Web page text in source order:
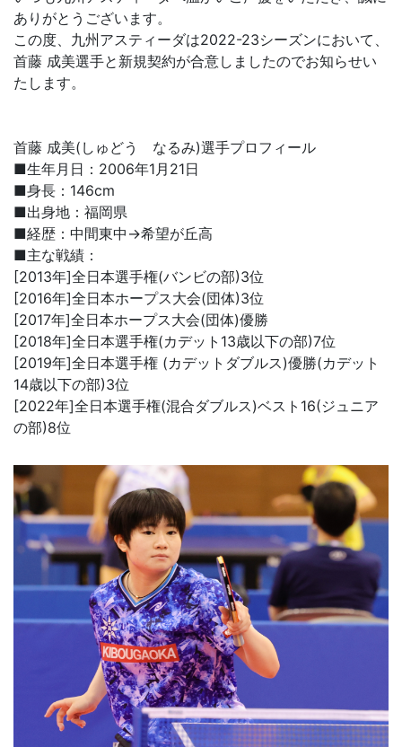
ありがとうございます。
この度、九州アスティーダは2022-23シーズンにおいて、
首藤 成美選手と新規契約が合意しましたのでお知らせい
たします。
首藤 成美(しゅどう なるみ)選手プロフィール
■生年月日：2006年1月21日
■身長：146cm
■出身地：福岡県
■経歴：中間東中→希望が丘高
■主な戦績：
[2013年]全日本選手権(バンビの部)3位
[2016年]全日本ホープス大会(団体)3位
[2017年]全日本ホープス大会(団体)優勝
[2018年]全日本選手権(カデット13歳以下の部)7位
[2019年]全日本選手権 (カデットダブルス)優勝(カデット
14歳以下の部)3位
[2022年]全日本選手権(混合ダブルス)ベスト16(ジュニア
の部)8位